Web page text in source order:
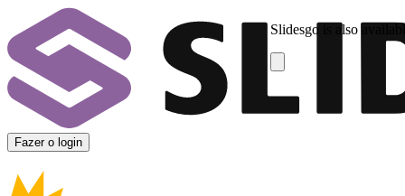
Slidesgo is also
Fazer o login